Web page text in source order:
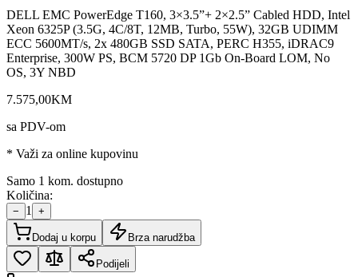
DELL EMC PowerEdge T160, 3×3.5”+ 2×2.5” Cabled HDD, Intel
Xeon 6325P (3.5G, 4C/8T, 12MB, Turbo, 55W), 32GB UDIMM
ECC 5600MT/s, 2x 480GB SSD SATA, PERC H355, iDRAC9
Enterprise, 300W PS, BCM 5720 DP 1Gb On-Board LOM, No
OS, 3Y NBD
7.575,00KM
sa PDV-om
* Važi za online kupovinu
Samo 1 kom. dostupno
Količina:
− 1 +
Dodaj u korpu Brza narudžba
Podijeli